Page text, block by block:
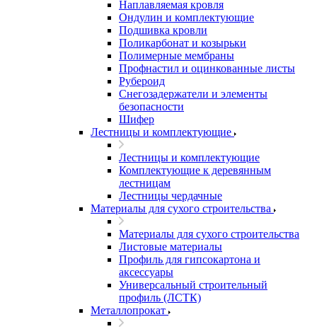
Наплавляемая кровля
Ондулин и комплектующие
Подшивка кровли
Поликарбонат и козырьки
Полимерные мембраны
Профнастил и оцинкованные листы
Рубероид
Снегозадержатели и элементы
безопасности
Шифер
Лестницы и комплектующие
Лестницы и комплектующие
Комплектующие к деревянным
лестницам
Лестницы чердачные
Материалы для сухого строительства
Материалы для сухого строительства
Листовые материалы
Профиль для гипсокартона и
аксессуары
Универсальный строительный
профиль (ЛСТК)
Металлопрокат